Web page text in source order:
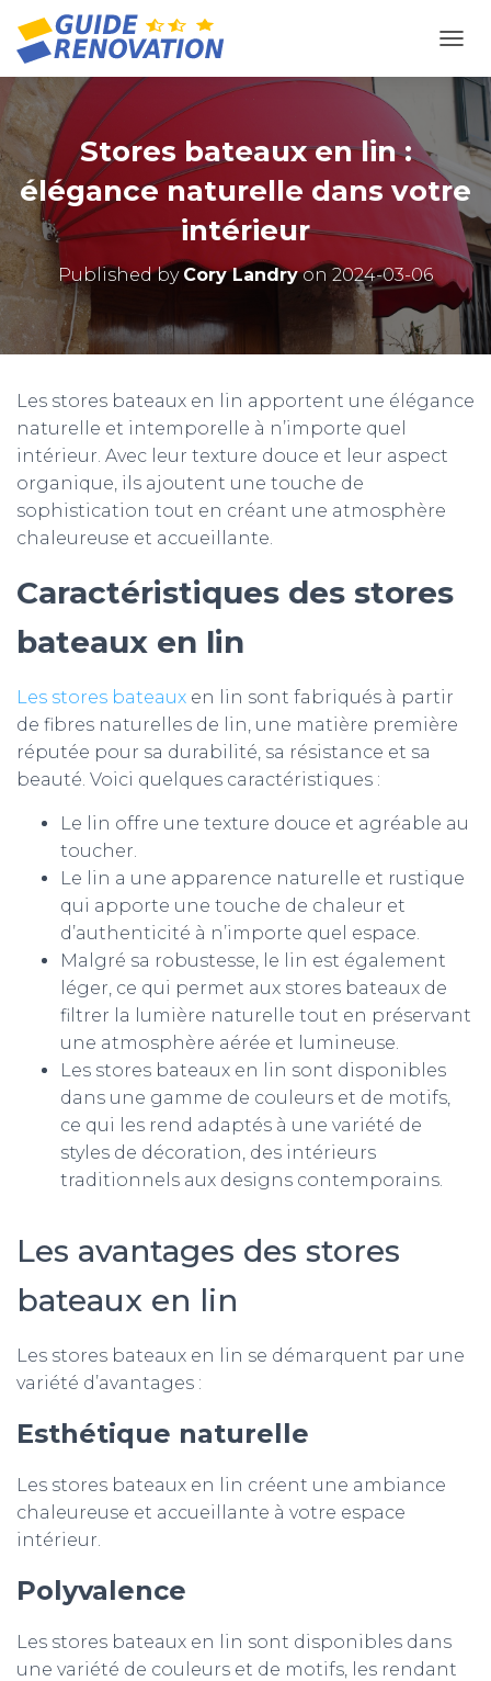
Stores bateaux en lin :
élégance naturelle dans votre
intérieur
Published by Cory Landryon 2024-03-06
Les stores bateaux en lin apportent une élégance
naturelle et intemporelle à n’importe quel
intérieur. Avec leur texture douce et leur aspect
organique, ils ajoutent une touche de
sophistication tout en créant une atmosphère
chaleureuse et accueillante.
Caractéristiques des stores
bateaux en lin
Les stores bateaux en lin sont fabriqués à partir
de fibres naturelles de lin, une matière première
réputée pour sa durabilité, sa résistance et sa
beauté. Voici quelques caractéristiques :
Le lin offre une texture douce et agréable au
toucher.
Le lin a une apparence naturelle et rustique
qui apporte une touche de chaleur et
d’authenticité à n’importe quel espace.
Malgré sa robustesse, le lin est également
léger, ce qui permet aux stores bateaux de
filtrer la lumière naturelle tout en préservant
une atmosphère aérée et lumineuse.
Les stores bateaux en lin sont disponibles
dans une gamme de couleurs et de motifs,
ce qui les rend adaptés à une variété de
styles de décoration, des intérieurs
traditionnels aux designs contemporains.
Les avantages des stores
bateaux en lin
Les stores bateaux en lin se démarquent par une
variété d’avantages :
Esthétique naturelle
Les stores bateaux en lin créent une ambiance
chaleureuse et accueillante à votre espace
intérieur.
Polyvalence
Les stores bateaux en lin sont disponibles dans
une variété de couleurs et de motifs, les rendant